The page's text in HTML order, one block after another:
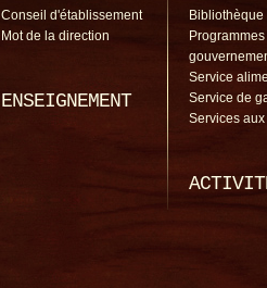
Conseil d'établissement
Mot de la direction
ENSEIGNEMENT
Bibliothèque
Programmes
Service
Service de
Services